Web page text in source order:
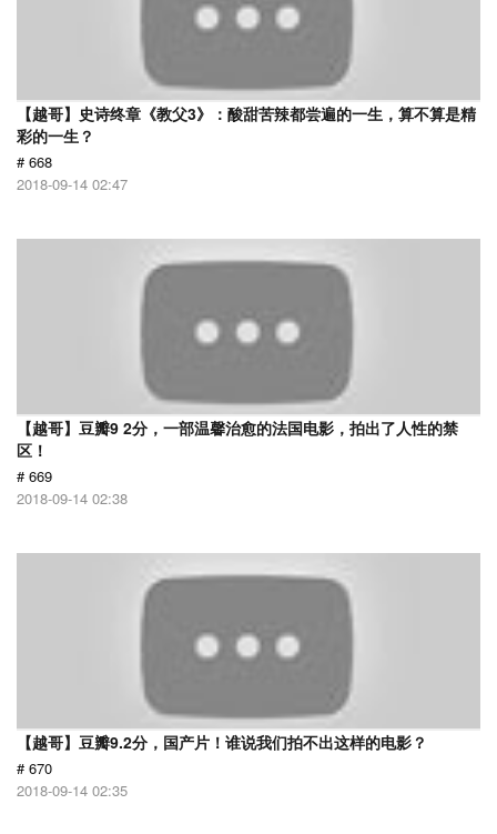
【越哥】史诗终章《教父3》：酸甜苦辣都尝遍的一生，算不算是精
彩的一生？
# 668
2018-09-14 02:47
【越哥】豆瓣9 2分，一部温馨治愈的法国电影，拍出了人性的禁
区！
# 669
2018-09-14 02:38
【越哥】豆瓣9.2分，国产片！谁说我们拍不出这样的电影？
# 670
2018-09-14 02:35